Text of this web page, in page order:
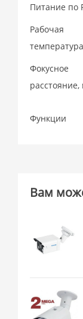
Питание по
Рабочая
Фокусное
Функции
Вам